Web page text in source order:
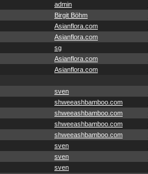
admin
Birgit Böhm
Asianflora.com
Asianflora.com
sg
Asianflora.com
Asianflora.com
sven
shweeashbamboo.com
shweeashbamboo.com
shweeashbamboo.com
shweeashbamboo.com
sven
sven
sven